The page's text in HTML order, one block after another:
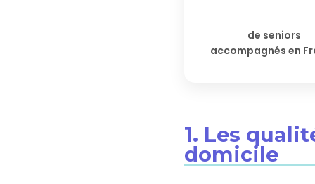
de seniors
accompagnés en
1. Les
domicile